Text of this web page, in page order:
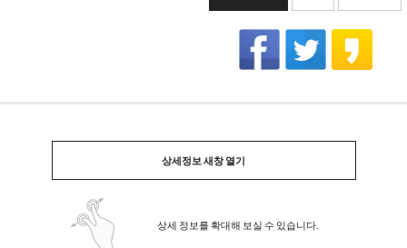
상세정보 새창 열기
상세 정보를 확대해 보실 수 있습니다.